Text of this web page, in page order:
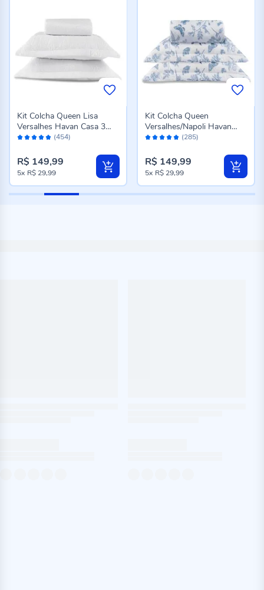
Avaliação: (454)
Kit Colcha Queen Lisa
Versalhes Havan Casa 3
Peças - Branco
R$ 149,99
5x R$ 29,99
Avaliação: (285)
Kit Colcha Queen
Versalhes/Napoli Havan
Casa 3 Peças - Floral Azul
R$ 149,99
5x R$ 29,99